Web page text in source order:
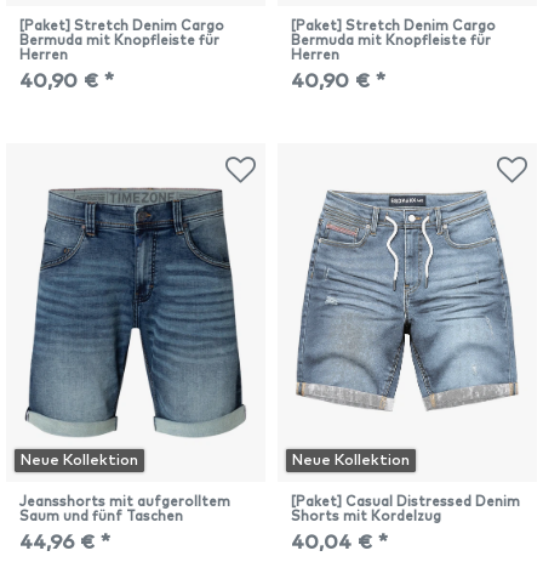
[Paket] Stretch Denim Cargo
Bermuda mit Knopfleiste für
Herren
40,90 € *
[Paket] Stretch Denim Cargo
Bermuda mit Knopfleiste für
Herren
40,90 € *
Neue Kollektion
Jeansshorts mit aufgerolltem
Saum und fünf Taschen
44,96 € *
Neue Kollektion
[Paket] Casual Distressed Denim
Shorts mit Kordelzug
40,04 € *